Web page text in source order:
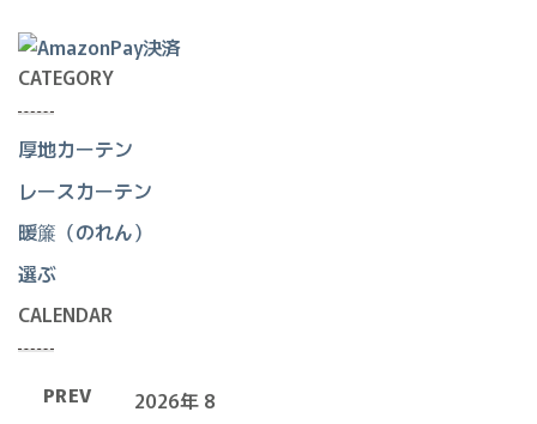
CATEGORY
厚地カーテン
レースカーテン
暖簾（のれん）
選ぶ
CALENDAR
PREV 2026年 8